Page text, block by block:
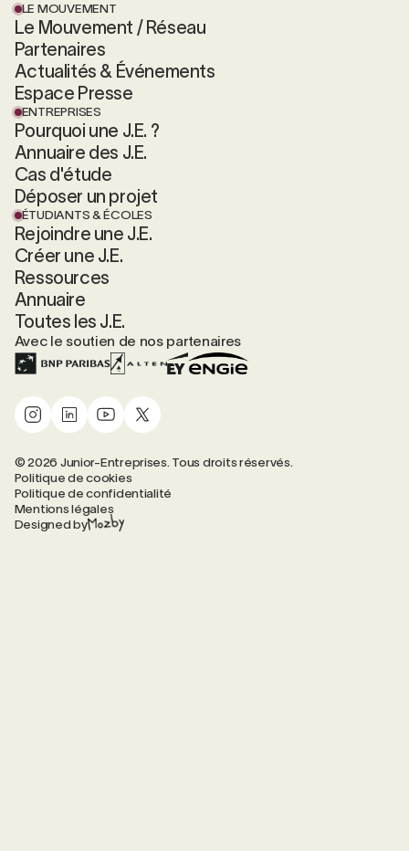
LE MOUVEMENT
Le Mouvement / Réseau
Partenaires
Actualités & Événements
Espace Presse
ENTREPRISES
Pourquoi une J.E. ?
Annuaire des J.E.
Cas d'étude
Déposer un projet
ÉTUDIANTS & ÉCOLES
Rejoindre une J.E.
Créer une J.E.
Ressources
Annuaire
Toutes les J.E.
Avec le soutien de nos partenaires
© 2026 Junior-Entreprises. Tous droits réservés.
Politique de cookies
Politique de confidentialité
Mentions légales
Designed by